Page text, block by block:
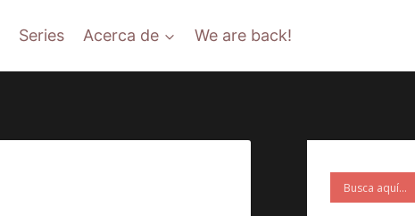
Series Acerca de We are back!